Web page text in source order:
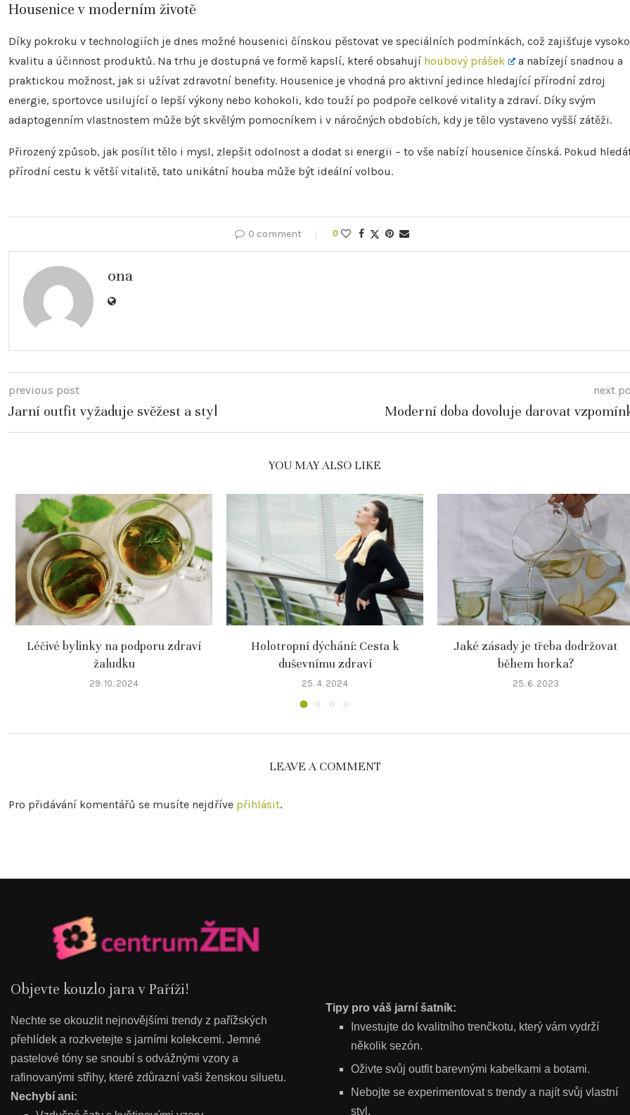
Housenice v moderním životě
Díky pokroku v technologiích je dnes možné housenici čínskou pěstovat ve speciálních podmínkách, což zajišťuje
kvalitu a účinnost produktů. Na trhu je dostupná ve formě kapslí, které obsahují houbový prášek
a nabízejí snadnou a
praktickou možnost, jak si užívat zdravotní benefity. Housenice je vhodná pro aktivní jedince hledající přírodní zdroj
energie, sportovce usilující o lepší výkony nebo kohokoli, kdo touží po podpoře celkové vitality a zdraví. Díky svým
adaptogenním vlastnostem může být skvělým pomocníkem i v náročných obdobích, kdy je tělo vystaveno vyšší zátěži.
Přirozený způsob, jak posílit tělo i mysl, zlepšit odolnost a dodat si energii – to vše nabízí housenice čínská. Pokud
přírodní cestu k větší vitalitě, tato unikátní houba může být ideální volbou.
0 comment 0
ona
previous post
Jarní outfit vyžaduje svěžest a styl
next
Moderní doba dovoluje darovat
YOU MAY ALSO LIKE
Léčivé bylinky na podporu zdraví
žaludku
29. 10. 2024
Holotropní dýchání: Cesta k
duševnímu zdraví
25. 4. 2024
Jaké zásady je třeba dodržovat
během horka?
25. 6. 2023
LEAVE A COMMENT
Pro přidávání komentářů se musíte nejdříve přihlásit.
Objevte kouzlo jara v Paříži!
Nechte se okouzlit nejnovějšími trendy z pařížských
přehlídek a rozkvetejte s jarními kolekcemi. Jemné
pastelové tóny se snoubí s odvážnými vzory a
rafinovanými střihy, které zdůrazní vaši ženskou siluetu.
Nechybí ani:
Tipy pro váš jarní šatník:
Investujte do kvalitního trenčkotu, který vám vydrží
několik sezón.
Oživte svůj outfit barevnými kabelkami a botami.
Nebojte se experimentovat s trendy a najít svůj vlastní
styl.